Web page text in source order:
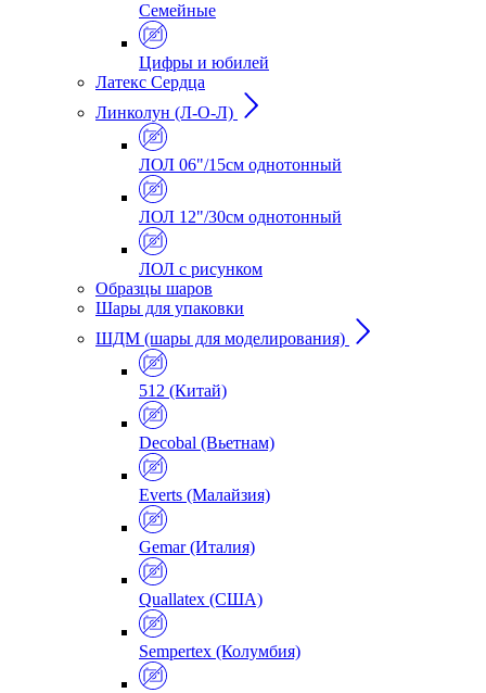
Семейные
Цифры и юбилей
Латекс Сердца
Линколун (Л-О-Л)
ЛОЛ 06"/15см однотонный
ЛОЛ 12"/30см однотонный
ЛОЛ с рисунком
Образцы шаров
Шары для упаковки
ШДМ (шары для моделирования)
512 (Китай)
Decobal (Вьетнам)
Everts (Малайзия)
Gemar (Италия)
Quallatex (США)
Sempertex (Колумбия)